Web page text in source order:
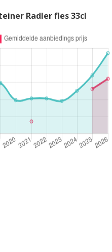
Radler fles 33cl